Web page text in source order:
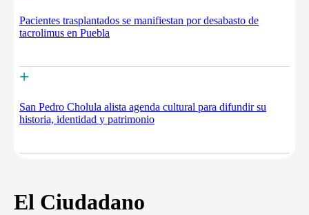
Pacientes trasplantados se manifiestan por desabasto de
tacrolimus en Puebla
+
San Pedro Cholula alista agenda cultural para difundir su
historia, identidad y patrimonio
El Ciudadano